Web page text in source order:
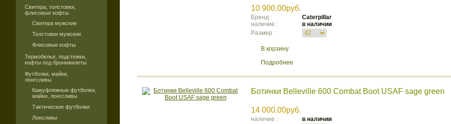
Свитера, толстовки,
флисовые кофты
Свитера мужские
Толстовки мужские
Флисовые кофты
Термобелье, подстежки,
кофты под бронижилеты
Футболки, майки,
лонгсливы
Камуфляжные футболки,
майки, лонгсливы
Тактические футболки
Лонсливы
10 900.00руб.
Бренд :
Caterpillar
наличие :
в наличии
Размер :
В корзину
Подробнее
Ботинки Belleville 600 Combat Boot USAF sage green
14 000.00руб.
наличие :
в наличии